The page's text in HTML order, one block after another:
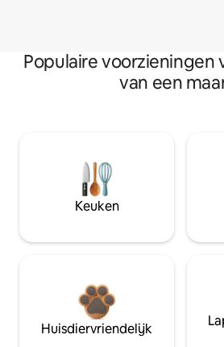
Populaire voorzieningen
van een
Keuken
Huisdiervriendelijk